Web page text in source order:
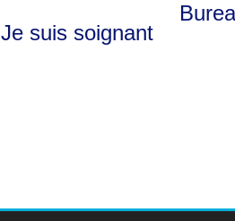
Je suis soignant